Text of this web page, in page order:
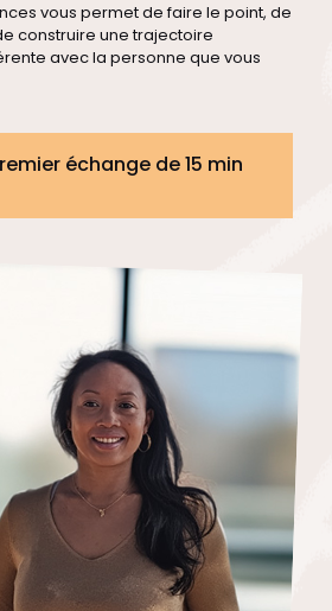
vous permet de faire le point, de
construire une trajectoire
avec la personne que vous
échange de 15 min